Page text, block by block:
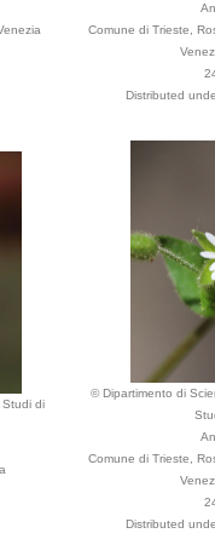
Comune di Trieste,
Distributed
di
© Dipartimento di
Comune di Trieste,
Distributed